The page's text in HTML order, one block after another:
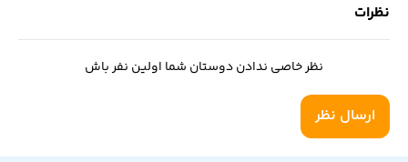
نظرات
نظر خاصی ندادن دوستان شما اولین نفر باش
ارسال نظر